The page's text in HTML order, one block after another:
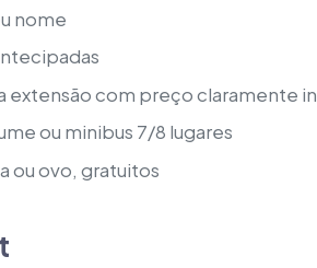
nome
extensão com preço claramente
ou minibus 7/8 lugares
ou ovo, gratuitos